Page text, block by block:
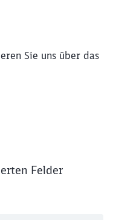
Sie uns über das
Felder